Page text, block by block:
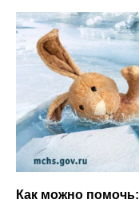
Как можно помочь: